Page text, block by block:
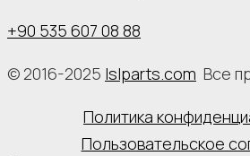
+90 535 607 08 88
© 2016-2025 Islparts.com Все
Политика
Пользовательское